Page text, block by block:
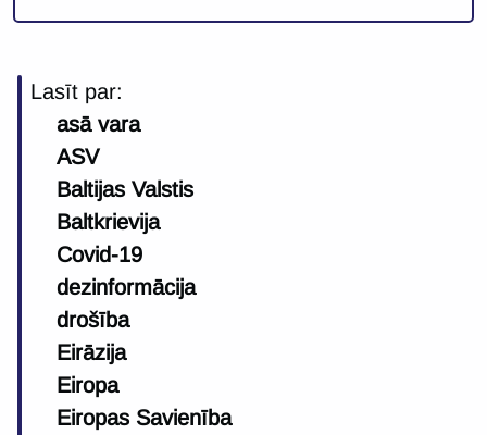
savu finansiālo atbalstītāju interesēm. Cīņa
par Ukrainas prezidenta posteni vēl nav
galā. Par to vēlēšanu otrajā kārtā 7.
februārī sacentīsies Ukrainas
premjerministre Jūlija Timošenko un
opozīcijā esošās […]
Lasīt par:
asā vara
ASV
Baltijas Valstis
Baltkrievija
Covid-19
dezinformācija
drošība
Eirāzija
Eiropa
Eiropas Savienība